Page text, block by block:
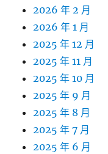
2026 年 2 月
2026 年 1 月
2025 年 12 月
2025 年 11 月
2025 年 10 月
2025 年 9 月
2025 年 8 月
2025 年 7 月
2025 年 6 月